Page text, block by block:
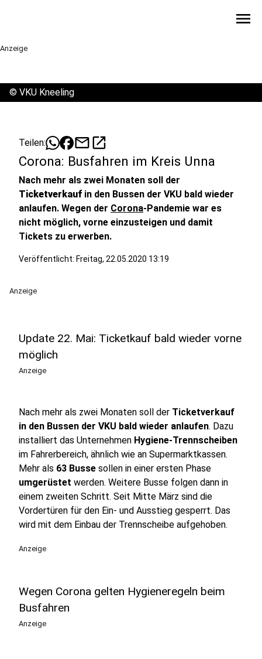
menu
Anzeige
© VKU Kneeling
Teilen: mailopen_in_new
Corona: Busfahren im Kreis Unna
Nach mehr als zwei Monaten soll der
Ticketverkauf in den Bussen der VKU bald wieder
anlaufen. Wegen der Corona-Pandemie war es
nicht möglich, vorne einzusteigen und damit
Tickets zu erwerben.
Veröffentlicht: Freitag, 22.05.2020 13:19
Anzeige
Update 22. Mai: Ticketkauf bald wieder vorne
möglich
Anzeige
Nach mehr als zwei Monaten soll der Ticketverkauf
in den Bussen der VKU bald wieder anlaufen. Dazu
installiert das Unternehmen Hygiene-Trennscheiben
im Fahrerbereich, ähnlich wie an Supermarktkassen.
Mehr als 63 Busse sollen in einer ersten Phase
umgerüstet werden. Weitere Busse folgen dann in
einem zweiten Schritt. Seit Mitte März sind die
Vordertüren für den Ein- und Ausstieg gesperrt. Das
wird mit dem Einbau der Trennscheibe aufgehoben.
Anzeige
Wegen Corona gelten Hygieneregeln beim
Busfahren
Anzeige